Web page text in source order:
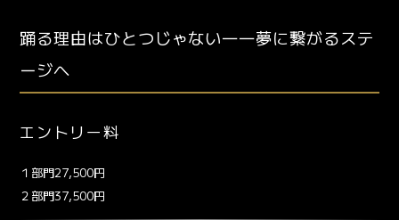
踊る理由はひとつじゃない――夢に繋がるステ
ージへ
エントリー料
１部門27,500円
２部門37,500円